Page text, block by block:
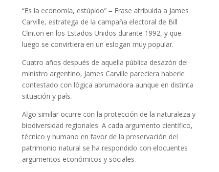
“Es la economía, estúpido” – Frase atribuida a James
Carville, estratega de la campaña electoral de Bill
Clinton en los Estados Unidos durante 1992, y que
luego se convirtiera en un eslogan muy popular.
Cuatro años después de aquella pública desazón del
ministro argentino, James Carville pareciera haberle
contestado con lógica abrumadora aunque en distinta
situación y país.
Algo similar ocurre con la protección de la naturaleza y
biodiversidad regionales. A cada argumento científico,
técnico y humano en favor de la preservación del
patrimonio natural se ha respondido con elocuentes
argumentos económicos y sociales.